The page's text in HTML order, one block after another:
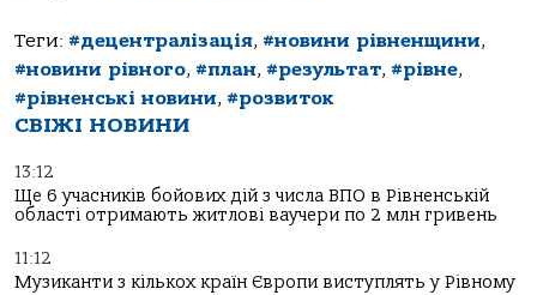
Теги: #децентралізація, #новини рівненщини,
#новини рівного, #план, #результат, #рівне,
#рівненські новини, #розвиток
СВІЖІ НОВИНИ
13:12
Ще 6 учасників бойових дій з числа ВПО в Рівненській
області отримають житлові ваучери по 2 млн гривень
11:12
Музиканти з кількох країн Європи виступлять у Рівному